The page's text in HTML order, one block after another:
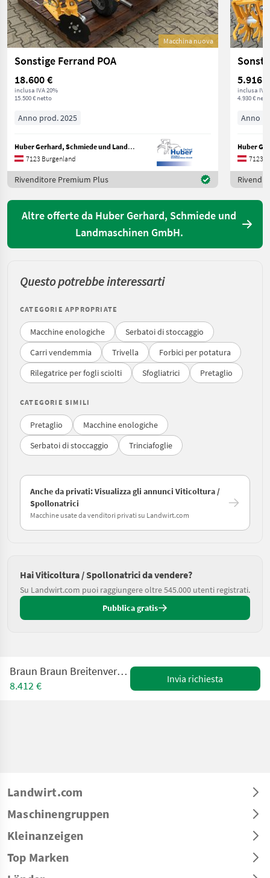
Macchina nuova
Sonstige Ferrand POA
18.600 €
inclusa IVA 20%
15.500 € netto
Anno prod. 2025
Huber Gerhard, Schmiede und Landmaschinen GmbH.
7123 Burgenland
Rivenditore Premium Plus
5.916 €
inclusa IVA
4.930 €
Anno
7123
Altre offerte da Huber Gerhard, Schmiede und
Landmaschinen GmbH.
Questo potrebbe interessarti
CATEGORIE APPROPRIATE
Macchine enologiche
Serbatoi di stoccaggio
Carri vendemmia
Trivella
Forbici per potatura
Rilegatrice per fogli sciolti
Sfogliatrici Pretaglio
CATEGORIE SIMILI
Pretaglio
Macchine enologiche
Serbatoi di stoccaggio
Trinciafoglie
Anche da privati: Visualizza gli annunci Viticoltura /
Spollonatrici
Macchine usate da venditori privati su Landwirt.com
Hai Viticoltura / Spollonatrici da vendere?
Su Landwirt.com puoi raggiungere oltre 545.000 utenti registrati.
Pubblica gratis
Braun Braun Breitenverstellung f Zwischenachsanbau
8.412 €
Invia richiesta
Landwirt.com
Maschinengruppen
Kleinanzeigen
Top Marken